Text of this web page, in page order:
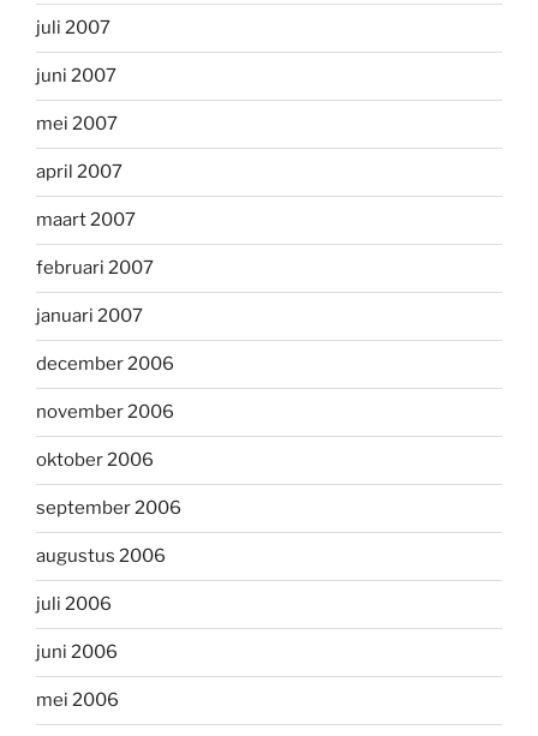
juli 2007
juni 2007
mei 2007
april 2007
maart 2007
februari 2007
januari 2007
december 2006
november 2006
oktober 2006
september 2006
augustus 2006
juli 2006
juni 2006
mei 2006